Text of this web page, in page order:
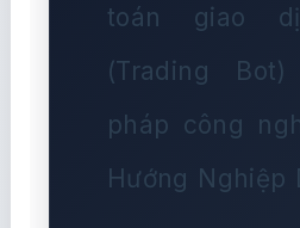
toán giao
(Trading
pháp công
Hướng Nghiệp